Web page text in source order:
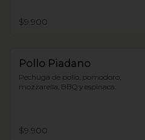
$9.900
Pollo Piadano
Pechuga de pollo, pomodoro,
mozzarella, BBQ y espinaca.
$9.900